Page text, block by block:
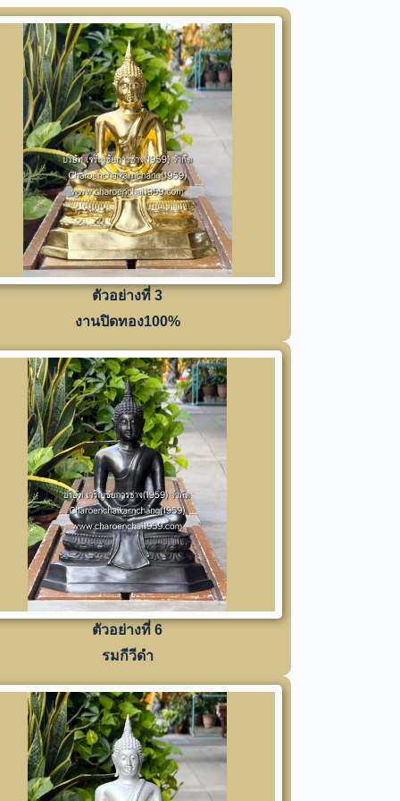
ตัวอย่างที่ 3
งานปิดทอง100%
ตัวอย่างที่ 6
รมกีวีดำ